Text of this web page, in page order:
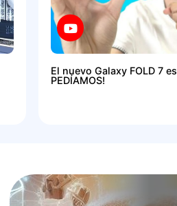
El nuevo Galaxy FOLD 7
PEDÍAMOS!